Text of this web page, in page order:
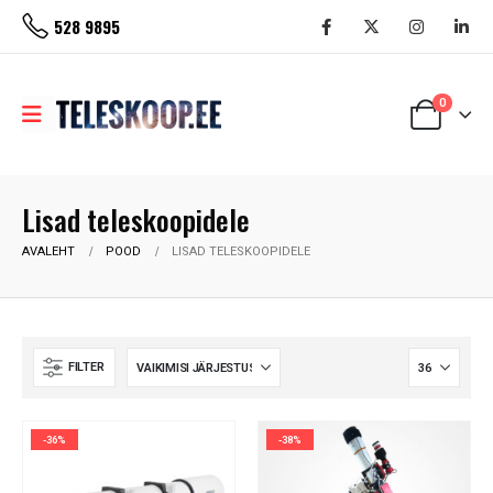
528 9895
0
Lisad teleskoopidele
AVALEHT POOD LISAD TELESKOOPIDELE
FILTER
-36% -38%